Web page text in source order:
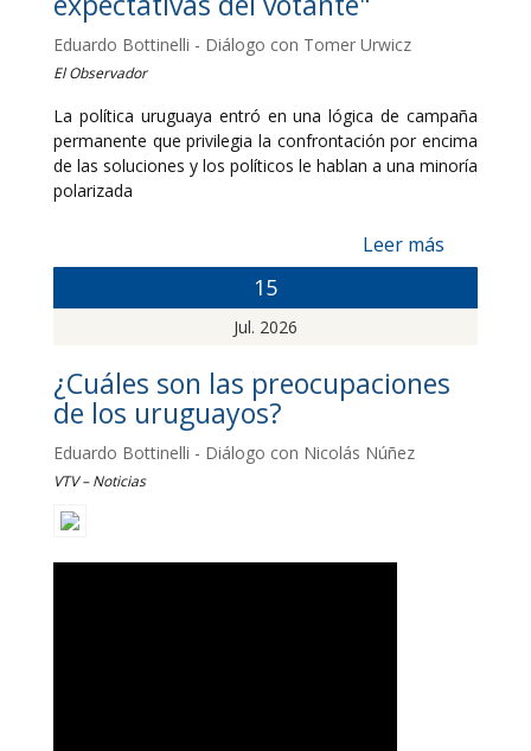
Eduardo Bottinelli - Diálogo con Tomer Urwicz
El Observador
La política uruguaya entró en una lógica de campaña
permanente que privilegia la confrontación por encima
de las soluciones y los políticos le hablan a una minoría
polarizada
Leer más
15
Jul. 2026
¿Cuáles son las preocupaciones
de los uruguayos?
Eduardo Bottinelli - Diálogo con Nicolás Núñez
VTV – Noticias